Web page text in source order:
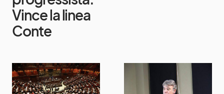
Vince la linea
Conte